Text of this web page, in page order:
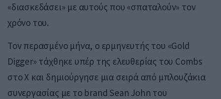
«διασκεδάσει» με αυτούς που «σπαταλούν» τον
χρόνο του.
Τον περασμένο μήνα, ο ερμηνευτής του «Gold
Digger» τάχθηκε υπέρ της ελευθερίας του Combs
στο X και δημιούργησε μια σειρά από μπλουζάκια
συνεργασίας με το brand Sean John του